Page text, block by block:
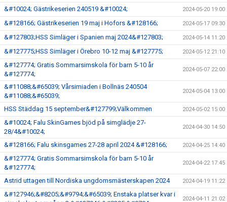
&#10024; Gästrikeserien 240519 &#10024; 2024-05-20 19:00
&#128166; Gästrikeserien 19 maj i Hofors &#128166; 2024-05-17 09:30
&#127803;HSS Simläger i Spanien maj 2024&#127803; 2024-05-14 11:20
&#127775;HSS Simläger i Örebro 10-12 maj &#127775; 2024-05-12 21:10
&#127774; Gratis Sommarsimskola för barn 5-10 år
&#127774;
2024-05-07 22:00
&#11088;&#65039; Vårsimiaden i Bollnäs 240504
&#11088;&#65039;
2024-05-04 13:00
HSS Städdag 15 september&#127799;Välkommen 2024-05-02 15:00
&#10024; Falu SkinGames bjöd på simglädje 27-
28/4&#10024;
2024-04-30 14:50
&#128166; Falu skinsgames 27-28 april 2024 &#128166; 2024-04-25 14:40
&#127774; Gratis Sommarsimskola för barn 5-10 år
&#127774;
2024-04-22 17:45
Astrid uttagen till Nordiska ungdomsmästerskapen 2024 2024-04-19 11:22
&#127946;&#8205;&#9794;&#65039; Enstaka platser kvar i
2024-04-11 21:02